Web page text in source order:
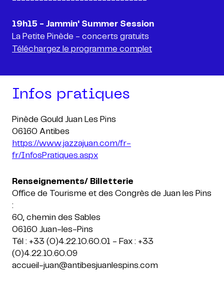
19h15 - Jammin' Summer Session
Téléchargez le programme complet
Infos pratiques
Pinède Gould Juan Les Pins
https://www.jazzajuan.com/fr-
fr/InfosPratiques.aspx
Renseignements/ Billetterie
Office de Tourisme et des Congrès de Juan les Pins
:
60, chemin des Sables
06160 Juan-les-Pins
Tél : +33 (0)4.22.10.60.01 - Fax : +33
(0)4.22.10.60.09
accueil-juan@antibesjuanlespins.com